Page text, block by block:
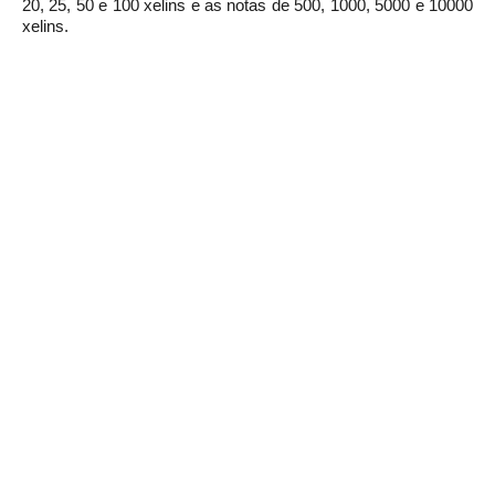
20, 25, 50 e 100 xelins e as notas de 500, 1000, 5000 e 10000
xelins.